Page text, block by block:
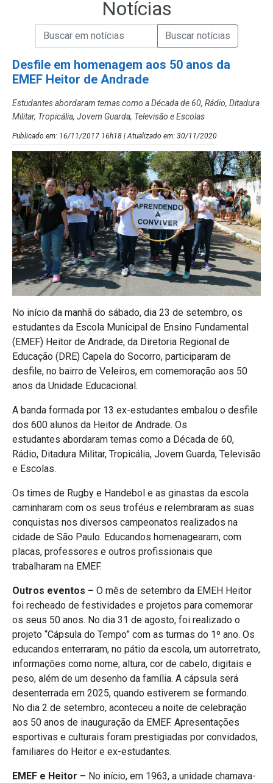
Notícias
Campo de Busca de Notícias
Campo de Busca de informaçõesEnviar a Busca de Notícias
Desfile em homenagem aos 50 anos da
EMEF Heitor de Andrade
Estudantes abordaram temas como a Década de 60, Rádio, Ditadura
Militar, Tropicália, Jovem Guarda, Televisão e Escolas
Publicado em: 16/11/2017 16h18 | Atualizado em: 30/11/2020
No início da manhã do sábado, dia 23 de setembro, os
estudantes da Escola Municipal de Ensino Fundamental
(EMEF) Heitor de Andrade, da Diretoria Regional de
Educação (DRE) Capela do Socorro, participaram de
desfile, no bairro de Veleiros, em comemoração aos 50
anos da Unidade Educacional.
A banda formada por 13 ex-estudantes embalou o desfile
dos 600 alunos da Heitor de Andrade. Os
estudantes abordaram temas como a Década de 60,
Rádio, Ditadura Militar, Tropicália, Jovem Guarda, Televisão
e Escolas.
Os times de Rugby e Handebol e as ginastas da escola
caminharam com os seus troféus e relembraram as suas
conquistas nos diversos campeonatos realizados na
cidade de São Paulo. Educandos homenagearam, com
placas, professores e outros profissionais que
trabalharam na EMEF.
Outros eventos – O mês de setembro da EMEH Heitor
foi recheado de festividades e projetos para comemorar
os seus 50 anos. No dia 31 de agosto, foi realizado o
projeto “Cápsula do Tempo” com as turmas do 1º ano. Os
educandos enterraram, no pátio da escola, um autorretrato,
informações como nome, altura, cor de cabelo, digitais e
peso, além de um desenho da família. A cápsula será
desenterrada em 2025, quando estiverem se formando.
No dia 2 de setembro, aconteceu a noite de celebração
aos 50 anos de inauguração da EMEF. Apresentações
esportivas e culturais foram prestigiadas por convidados,
familiares do Heitor e ex-estudantes.
EMEF e Heitor – No início, em 1963, a unidade chamava-